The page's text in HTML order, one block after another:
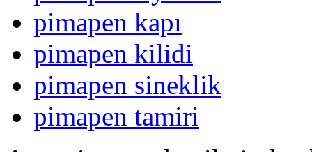
pimapen kapı
pimapen kilidi
pimapen sineklik
pimapen tamiri